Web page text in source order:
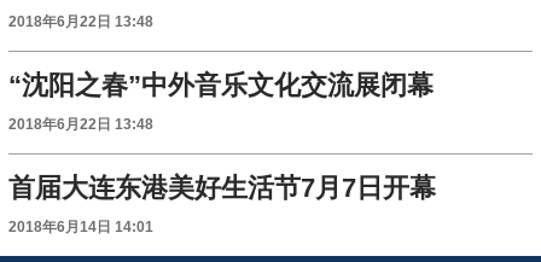
2018年6月22日 13:48
“沈阳之春”中外音乐文化交流展闭幕
2018年6月22日 13:48
首届大连东港美好生活节7月7日开幕
2018年6月14日 14:01